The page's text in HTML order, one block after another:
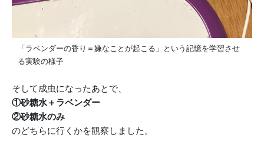
「ラベンダーの香り＝嫌なことが起こる」という記憶を学習させ
る実験の様子
そして成虫になったあとで、
①砂糖水＋ラベンダー
②砂糖水のみ
のどちらに行くかを観察しました。